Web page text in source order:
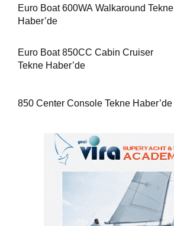
Euro Boat 600WA Walkaround Tekne
Haber’de
Euro Boat 850CC Cabin Cruiser
Tekne Haber’de
850 Center Console Tekne Haber’de